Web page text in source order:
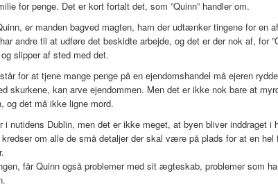
for penge. Det er kort fortalt det, som ”Quinn” handler om.
er manden bagved magten, ham der udtænker tingene for en
andre til at udføre det beskidte arbejde, og det er der nok af, for
slipper af sted med det.
for at tjene mange penge på en ejendomshandel må ejeren
skurkene, kan arve ejendommen. Men det er ikke nok bare at
og det må ikke ligne mord.
i nutidens Dublin, men det er ikke meget, at byen bliver inddraget
om alle de små detaljer der skal være på plads for at en
får Quinn også problemer med sit ægteskab, problemer som